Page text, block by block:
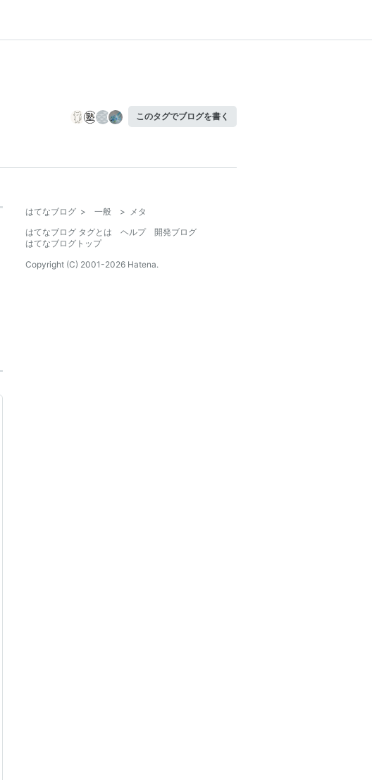
このタグでブログを書く
はてなブログ > 一般 > メタ
はてなブログ タグとは
ヘルプ
開発ブログ
はてなブログトップ
Copyright (C) 2001-2026 Hatena.